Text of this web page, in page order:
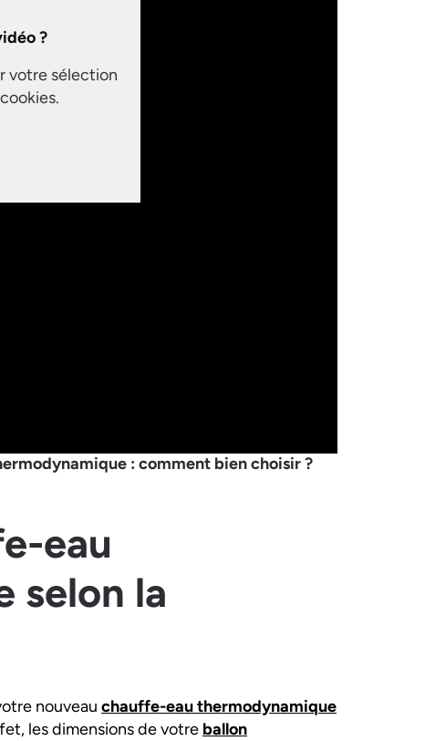
?
votre sélection
: comment bien choisir ?
eau
selon la
nouveau chauffe-eau thermodynamique
les dimensions de votre ballon